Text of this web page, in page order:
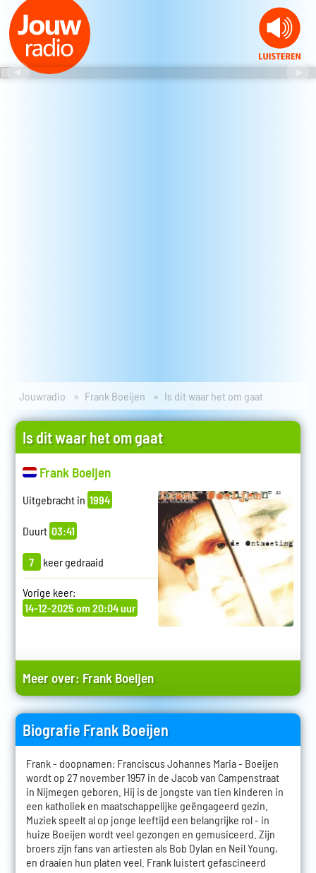
Jouwradio Frank Boeijen Is dit waar het om gaat
Is dit waar het om gaat
Frank Boeijen
Uitgebracht in 1994
Duurt 03:41
7 keer gedraaid
Vorige keer:
14-12-2025 om 20:04 uur
Meer over: Frank Boeijen
Biografie Frank Boeijen
Frank - doopnamen: Franciscus Johannes Maria - Boeijen
wordt op 27 november 1957 in de Jacob van Campenstraat
in Nijmegen geboren. Hij is de jongste van tien kinderen in
een katholiek en maatschappelijke geëngageerd gezin.
Muziek speelt al op jonge leeftijd een belangrijke rol - in
huize Boeijen wordt veel gezongen en gemusiceerd. Zijn
broers zijn fans van artiesten als Bob Dylan en Neil Young,
en draaien hun platen veel. Frank luistert gefascineerd